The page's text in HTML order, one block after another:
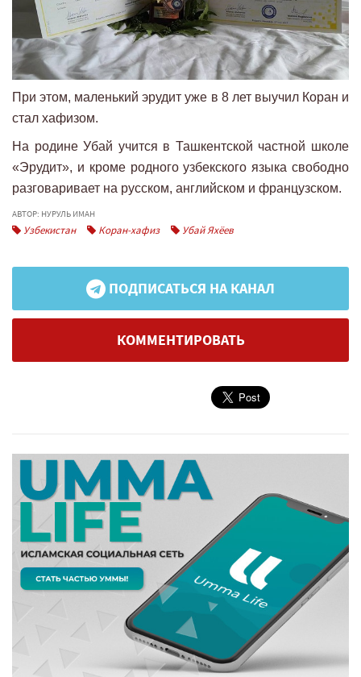
При этом, маленький эрудит уже в 8 лет выучил Коран и
стал хафизом.
На родине Убай учится в Ташкентской частной школе
«Эрудит», и кроме родного узбекского языка свободно
разговаривает на русском, английском и французском.
АВТОР: НУРУЛЬ ИМАН
Узбекистан Коран-хафиз Убай Яхёев
ПОДПИСАТЬСЯ НА КАНАЛ
КОММЕНТИРОВАТЬ